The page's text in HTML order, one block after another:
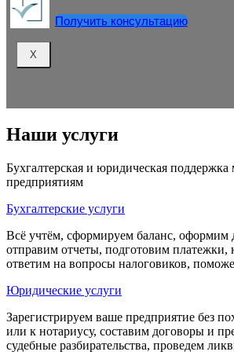
X
Получить консультацию
Наши услуги
Бухгалтерская и юридическая
предприятиям
Бухгалтерские услуги
Всё учтём, сформируем баланс, оформим
отправим отчеты, подготовим платежки,
ответим на вопросы налоговиков,
Юридические услуги
Зарегистрируем ваше предприятие без
или к нотариусу, составим договоры и
судебные разбирательства, проведем